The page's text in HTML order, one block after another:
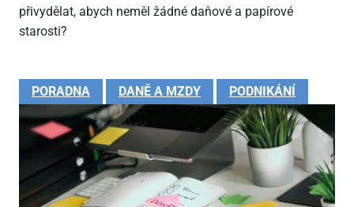
přivydělat, abych neměl žádné daňové a papírové
starosti?
PORADNA DANĚ A MZDY PODNIKÁNÍ